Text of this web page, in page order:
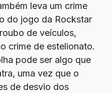
leva um crime
do jogo da Rockstar
de veículos,
crime de estelionato.
pode ser algo que
uma vez que o
de desvio dos